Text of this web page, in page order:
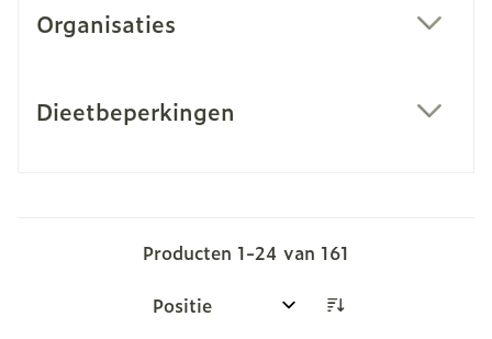
Organisaties
Dieetbeperkingen
Producten 1-24 van 161
Sorteer op: